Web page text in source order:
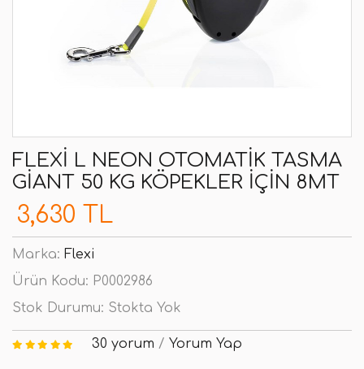
FLEXI L NEON OTOMATIK TASMA
GIANT 50 KG KÖPEKLER IÇIN 8MT
3,630 TL
Marka: Flexi
Ürün Kodu: P0002986
Stok Durumu: Stokta Yok
30 yorum / Yorum Yap